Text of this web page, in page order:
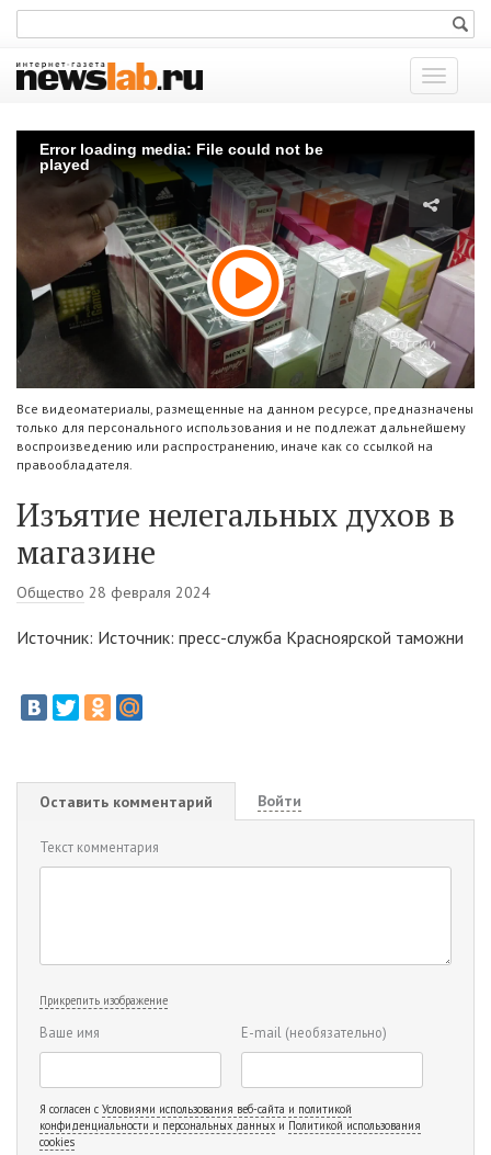
Показать
меню
Error loading media: File could not be
played
Все видеоматериалы, размещенные на данном ресурсе, предназначены
только для персонального использования и не подлежат дальнейшему
воспроизведению или распространению, иначе как со ссылкой на
правообладателя.
Изъятие нелегальных духов в
магазине
Общество 28 февраля 2024
Источник: Источник: пресс-служба Красноярской таможни
Оставить комментарий Войти
Текст комментария
Прикрепить изображение
Ваше имя E-mail (необязательно)
Я согласен с Условиями использования веб-сайта и политикой
конфиденциальности и персональных данных и Политикой использования
cookies